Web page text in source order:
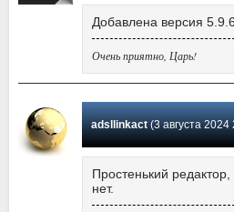
Добавлена версия 5.9.6
Очень приятно, Царь!
adsllinkact(3 августа 2024 23:45)
Простенький
нет.